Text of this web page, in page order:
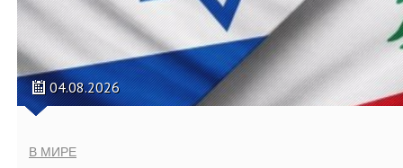
04.08.2026
В МИРЕ